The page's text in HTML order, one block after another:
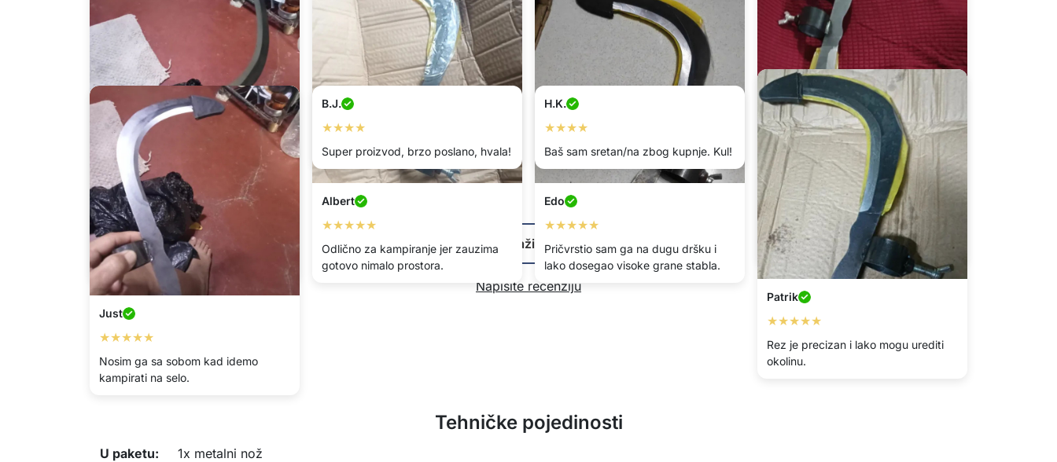
Bernard
★★★★★
Koristim ga za čišćenje staza u šumi.
Radi odlično.
Albert
★★★★★
Odlično za kampiranje jer zauzima
gotovo nimalo prostora.
Edo
★★★★★
Pričvrstio sam ga na dugu dršku i
lako dosegao visoke grane stabla.
Andrija
★★★★★
Vrlo praktičan alat za vrt.
Patrik
★★★★★
Rez je precizan i lako mogu urediti
okolinu.
Just
★★★★★
Nosim ga sa sobom kad idemo
kampirati na selo.
B.J.
★★★★
Super proizvod, brzo poslano, hvala!
H.K.
★★★★
Baš sam sretan/na zbog kupnje. Kul!
Prikaži više
Napišite recenziju
Tehničke pojedinosti
U paketu:
1x metalni nož